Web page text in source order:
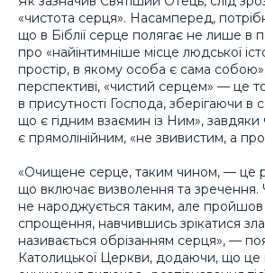
«чистота серця». Насамперед,
що в Біблії серце полягає не лише в
про «найінтимніше місце людської
простір, в якому особа є сама
перспективі, «чистий серцем» — це
в присутності Господа, зберігаючи в
що є гідним взаємин із Ним»,
є прямолінійним, «не звивистим, а
«Очищене серце, таким чином, — це
що включає визволення та
не народжується таким, але
спрощення, навчившись зрікатися зла
називається обрізанням серця», —
Католицької Церкви, додаючи, що це